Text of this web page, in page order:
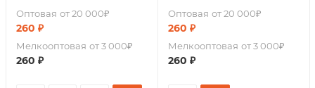
Оптовая от 20 000₽
260 ₽
Мелкооптовая от 3 000₽
260 ₽
Оптовая от 20 000₽
260 ₽
Мелкооптовая от 3 000₽
260 ₽